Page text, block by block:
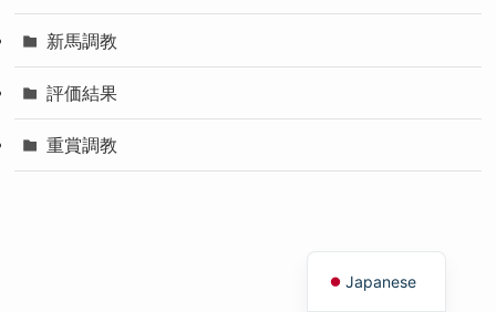
新馬調教
評価結果
重賞調教
Japanese